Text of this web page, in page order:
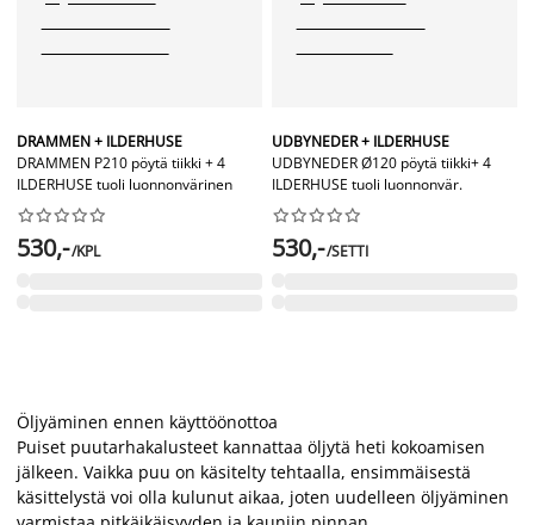
DRAMMEN + ILDERHUSE
DRAMMEN P210 pöytä tiikki + 4
ILDERHUSE tuoli luonnonvärinen






530,-/KPL
UDBYNEDER + ILDERHUSE
UDBYNEDER Ø120 pöytä tiikki+ 4
ILDERHUSE tuoli luonnonvär.






530,-/SETTI
Öljyäminen ennen käyttöönottoa
Puiset puutarhakalusteet kannattaa öljytä heti kokoamisen
jälkeen. Vaikka puu on käsitelty tehtaalla, ensimmäisestä
käsittelystä voi olla kulunut aikaa, joten uudelleen öljyäminen